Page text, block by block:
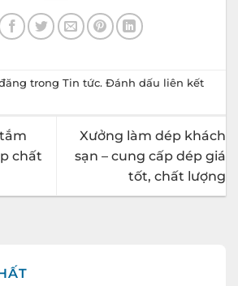
trongTin tức. Đánh dấu liên kết
chất
Xưởng làm dép khách
sạn – cung cấp dép giá
tốt, chất lượng